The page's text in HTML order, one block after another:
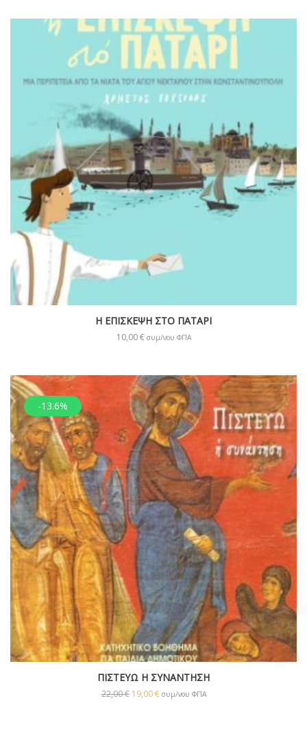
Η ΕΠΙΣΚΕΨΗ ΣΤΟ ΠΑΤΑΡΙ
10,00€ συμ/νου ΦΠΑ
-13.6%
ΠΙΣΤΕΥΩ Η ΣΥΝΑΝΤΗΣΗ
22,00€ 19,00€ συμ/νου ΦΠΑ